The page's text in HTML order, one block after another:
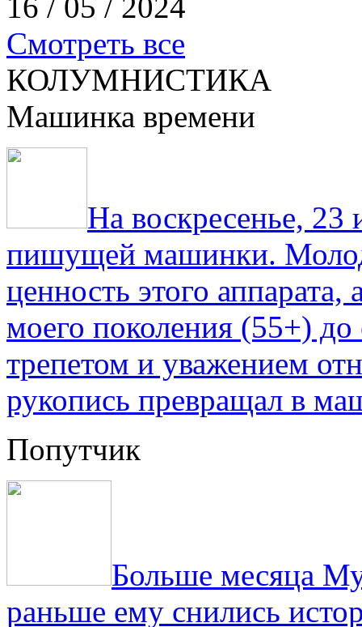
Смотреть все
КОЛУМНИСТИКА
Машинка времени
На воскресенье,
пишущей машинки.
ценность этого
моего поколения (55+) до
трепетом и уважением
рукопись превращал в
Попутчик
Больше месяца
раньше ему снились